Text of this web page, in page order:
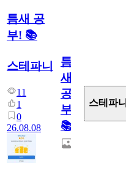
틈새 공
부! 📚
스테파니
11
1
0
26.08.08
틈
새
공
부!
📚
스테파니